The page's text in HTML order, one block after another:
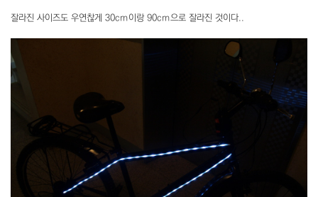
잘라진 사이즈도 우연찮게 30cm이랑 90cm으로 잘라진 것이다..